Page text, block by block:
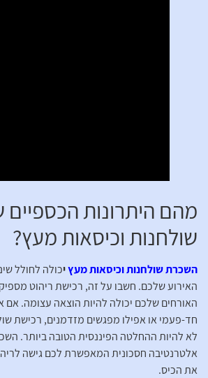
מהם היתרונות
שולחנות וכיסאות מעץ?
השכרת שולחנות וכיסאות מעץיכולה לחולל
האירוע שלכם. חשבו על זה, רכישת ריהוט
האורחים שלכם יכולה להיות הוצאה עצומה. אם
חד-פעמי או אפילו מפגשים מזדמנים, רכישת
לא להיות ההחלטה הפיננסית הטובה ביותר.
אלטרנטיבה חסכונית המאפשרת לכם גישה
את הכיס.